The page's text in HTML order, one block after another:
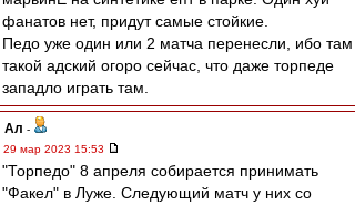
фанатов нет, придут самые стойкие.
Педо уже один или 2 матча перенесли, ибо там
такой адский огоро сейчас, что даже торпеде
западло играть там.
Ал -
29 мар 2023 15:53
"Торпедо" 8 апреля собирается принимать
"Факел" в Луже. Следующий матч у них со